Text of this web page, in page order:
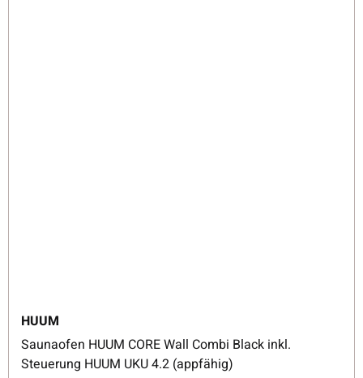
HUUM
Saunaofen HUUM CORE Wall Combi Black inkl.
Steuerung HUUM UKU 4.2 (appfähig)